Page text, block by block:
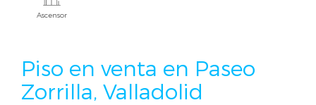
Ascensor
Piso en venta en Paseo
Zorrilla, Valladolid